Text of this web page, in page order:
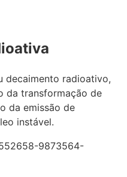
decaimento radioativo,
da transformação de
da emissão de
instável.